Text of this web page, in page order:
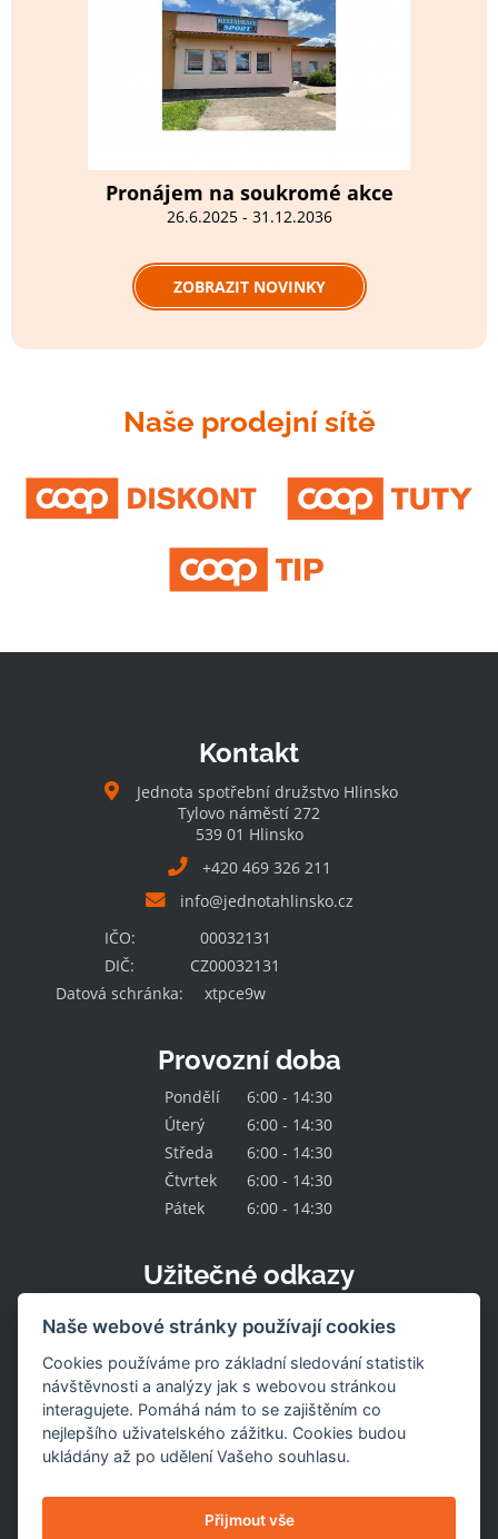
Pronájem na soukromé akce
26.6.2025 - 31.12.2036
ZOBRAZIT NOVINKY
Naše prodejní sítě
Kontakt
Jednota spotřební družstvo Hlinsko
Tylovo náměstí 272
539 01 Hlinsko
+420 469 326 211
info@jednotahlinsko.cz
IČO:
00032131
DIČ:
CZ00032131
Datová schránka:
xtpce9w
Provozní doba
Pondělí
6:00 - 14:30
Úterý
6:00 - 14:30
Středa
6:00 - 14:30
Čtvrtek
6:00 - 14:30
Pátek
6:00 - 14:30
Užitečné odkazy
O družstvu
Naše prodejny
Pracovní místa
Aktuality
Uzavřené prodejny
Stažení výrobku
Dotace
Nastavení cookies
Naše webové stránky používají cookies
Cookies používáme pro základní sledování statistik
návštěvnosti a analýzy jak s webovou stránkou
interagujete. Pomáhá nám to se zajištěním co
nejlepšího uživatelského zážitku. Cookies budou
ukládány až po udělení Vašeho souhlasu.
Přijmout vše